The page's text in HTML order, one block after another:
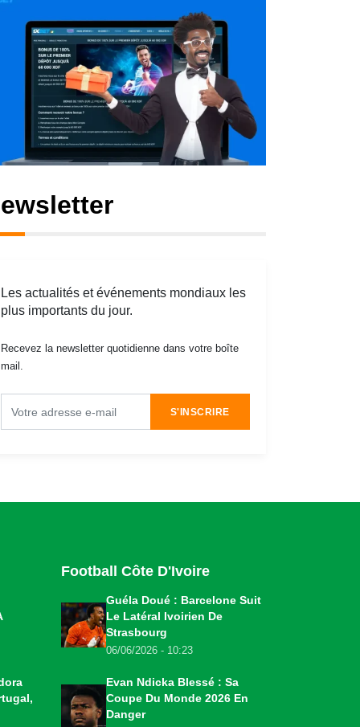
Les actualités et événements mondiaux les
plus importants du jour.
Recevez la newsletter quotidienne dans votre boîte
mail.
S'INSCRIRE
Football Côte D'Ivoire
Guéla Doué : Barcelone Suit
Le Latéral Ivoirien De
Strasbourg
06/06/2026 - 10:23
Evan Ndicka Blessé : Sa
Coupe Du Monde 2026 En
Danger